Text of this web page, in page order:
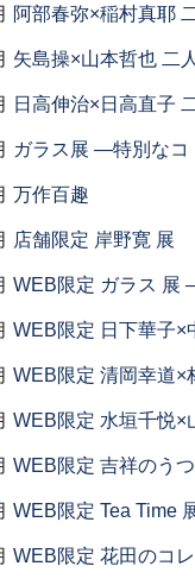
阿部春弥×稲村真耶
矢島操×山本哲也 二
日高伸治×日高直子
ガラス展 ―特別な
万作百趣
店舗限定 岸野寛 展
WEB限定 ガラス
WEB限定 日下華子×
WEB限定 清岡幸道×
WEB限定 水垣千悦×
WEB限定 吉祥のう
WEB限定 Tea Time
WEB限定 花田のコ